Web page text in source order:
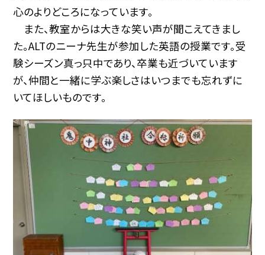
心のよりどころになっています。
また、教室からは大きな笑い声が聞こえてきまし
た。ALTのニーナ先生が参加した英語の授業です。受
験シーズン真っ只中であり、卒業も近づいています
が、仲間と一緒に学ぶ楽しさはいつまでも忘れずに
いてほしいものです。